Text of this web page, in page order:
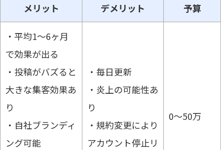
メリット デメリット 予算
・平均1～6ヶ月
で効果が出る
・投稿がバズると
大きな集客効果あ
り
・自社ブランディ
ング可能
・毎日更新
・炎上の可能性あ
り
・規約変更により
アカウント停止リ
0～50万